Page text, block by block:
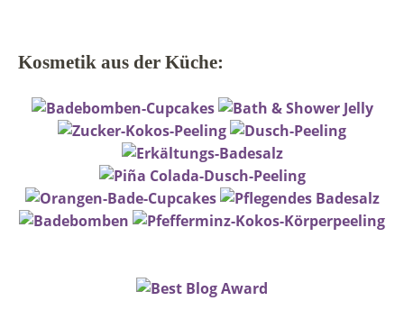
Kosmetik aus der Küche: